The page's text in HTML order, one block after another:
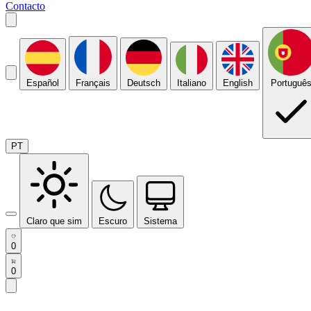
Contacto
Español Français Deutsch Italiano English Português
PT
Claro que sim Escuro Sistema
0
0